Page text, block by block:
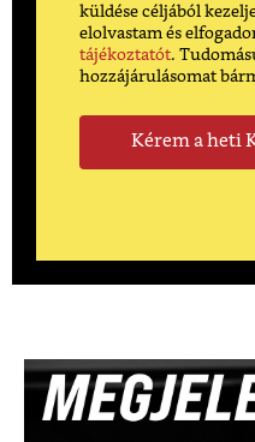
küldése céljából
elolvastam és
tájékoztatót.
hozzájárulásomat